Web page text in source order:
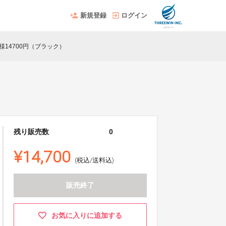
新規登録 ログイン
14700円（ブラック）
残り販売数 0
¥14,700 (税込/送料込)
販売終了
お気に入りに追加する